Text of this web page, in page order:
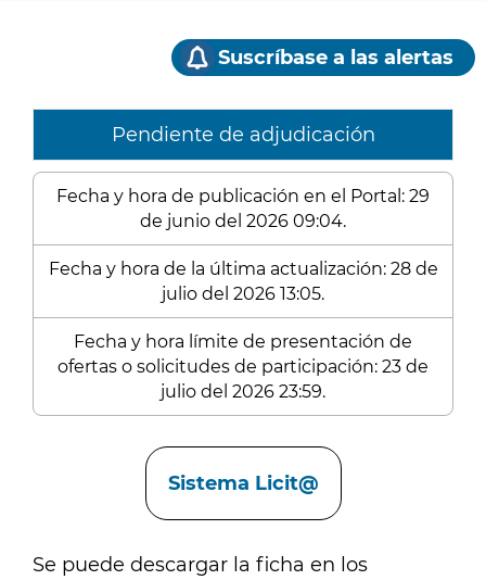
Suscríbase a las alertas
Pendiente de adjudicación
Fecha y hora de publicación en el Portal: 29
de junio del 2026 09:04.
Fecha y hora de la última actualización: 28 de
julio del 2026 13:05.
Fecha y hora límite de presentación de
ofertas o solicitudes de participación: 23 de
julio del 2026 23:59.
Sistema Licit@
Se puede descargar la ficha en los